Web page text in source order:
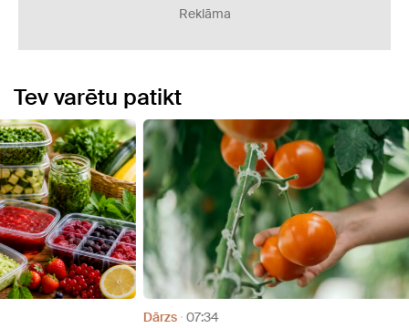
Reklāma
Tev varētu patikt